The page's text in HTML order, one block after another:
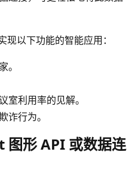
以下功能的智能应用：
。
室利用率的见解。
诈行为。
形 API 或数据连